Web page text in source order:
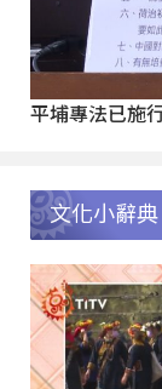
平埔專法已施
文化小辭典